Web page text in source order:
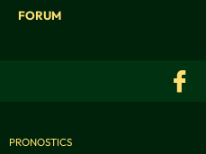
FORUM
PRONOSTICS